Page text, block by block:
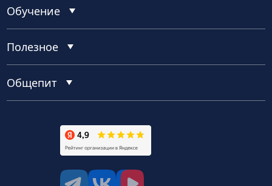
Обучение
Полезное
Общепит